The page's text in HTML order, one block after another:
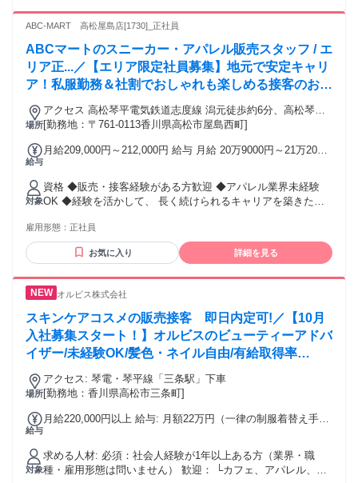
営業、不動産営業問わず、 何かしらの営業経験をお持ちの方
パート・アルバイトの経験問わず活躍いただけます！" ★稼ぎ
たい！ ★トーク力を活かしたい！ ★正当に評価してもらって
上を目指したい！ ★生活水準を上げたい！ ★高価な欲しいも
のを買いたい！ といった向上心と ガッツがある方を待ってま
す！
ABC-MART 高松屋島店[1730]_正社員
ABCマートのスニーカー・アパレル販売スタッフ / エ
リア正...／【エリア限定社員募集】地元で安定キャリ
ア！私服勤務＆社割でおしゃれも楽しめる接客のお仕
事♪
場所
アクセス 高松琴平電気鉄道志度線 潟元徒歩約6分、高松琴平
電気鉄道志度線 琴電屋島徒歩約12分、ＪＲ高徳線 屋島徒歩約
[勤務地：〒761-0113香川県高松市屋島西町]
給与
月給209,000円～212,000円 給与 月給 20万9000円～21万2000
り2万6700円～2万7000円（固定残業時間：20時間） 固定残業
時間を超えた勤務時間については別途残業代を支給する 給与
金額には一律社内会費補助手当含む 交通費：交通費支給 ◆交
通費支給 (5万円まで)◆車 / バイク / 自転車通勤OK
対象
資格 ◆販売・接客経験がある方歓迎 ◆アパレル業界未経験
OK ◆経験を活かして、 長く続けられるキャリアを築きたい
好きな街で、安定して働きたい ★靴や洋服などオシャレに興
味がある ★スニーカーが大好きでトレンドにも敏感 ★お客様
との会話を大切にしたい ★チームで目標を追いかけるのが好
ツ用品販売、飲食、保育士、美容師、サービス、営業、オフ
ィスワーク、介護、スポーツ選手、自衛隊員など人と接する
仕事の経験がある方は特に歓迎 現在アルバイト・パート・契
約・派遣社員の方も、正社員としての安定キャリアへのステ
ップアップ応援！ ＜勤務地補足＞ ◆人員状況により引越しを
伴わない範囲内（自宅から1時間半以内）で 配属店舗はご応募
いただいた店舗にならない可能性もございます。 ◆将来的に
勤務先が変わる場合もありますが転居を伴う転勤は一切あり
ません。 地域を限定して勤務される方の募集です。 ◆Uター
ン / Jターン / Iターン大歓迎
雇用形態： 正社員
お気に入り 詳細を見る
オルビス株式会社
スキンケアコスメの販売接客 即日内定可!／【10月
入社募集スタート！】オルビスのビューティーアドバ
イザー/未経験OK/髪色・ネイル自由/有給取得率
82.5%~
場所
アクセス: 琴電・琴平線「三条駅」下車
[勤務地：香川県高松市三条町]
給与
月給220,000円以上 給与: 月額22万円（一律の制服着替え手当
全額支給 ※遅番手当は1回につき800円支給。支給回数は月ご
との勤務シフトにより異なる ※参考例：残業なし・月平均遅
番7回の場合の月給 22万5600円 ＜モデル年収例＞ ※残業
対象
求める人材: 必須：社会人経験が1年以上ある方（業界・職
種・雇用形態は問いません） 歓迎： └カフェ、アパレル、雑